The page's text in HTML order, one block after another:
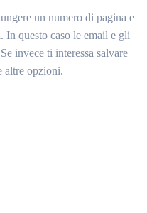
un numero di pagina e
In questo caso le email e gli
invece ti interessa salvare
altre opzioni.